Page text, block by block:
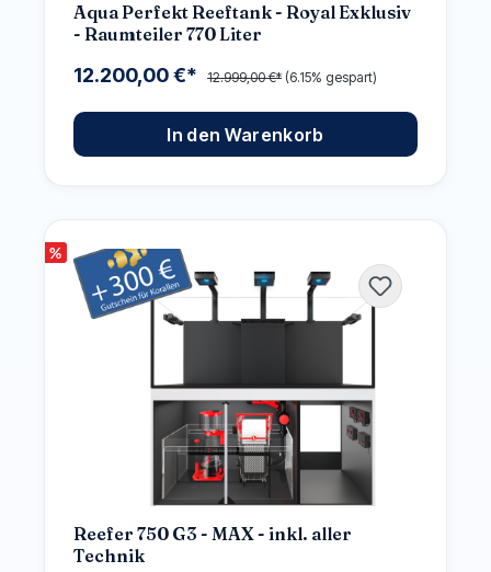
Aqua Perfekt Reeftank - Royal Exklusiv
- Raumteiler 770 Liter
12.200,00 €* 12.999,00 €* (6.15% gespart)
In den Warenkorb
%
Reefer 750 G3 - MAX - inkl. aller
Technik